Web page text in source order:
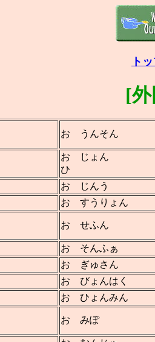
ト
[
お うんそん
お じょん
ひ
お じんう
お すうりょん
お せふん
お そんふぁ
お ぎゅさん
お びょんはく
お ひょんみん
お みぽ